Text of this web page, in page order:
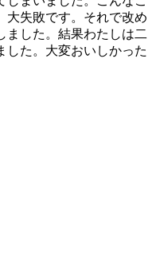
大失敗です。それで改め
ました。結果わたしは二
した。大変おいしかった